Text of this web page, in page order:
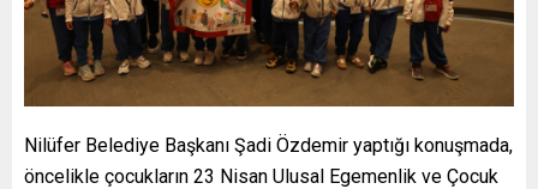
Nilüfer Belediye Başkanı Şadi Özdemir yaptığı konuşmada,
öncelikle çocukların 23 Nisan Ulusal Egemenlik ve Çocuk